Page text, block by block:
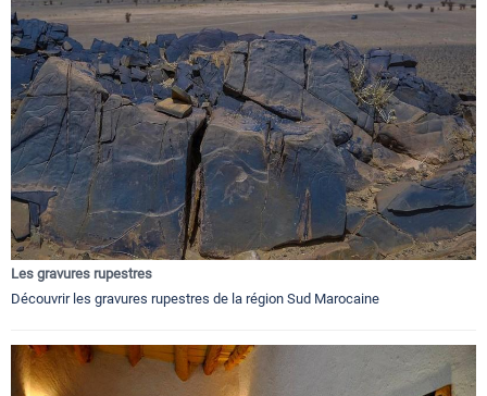
Les gravures rupestres
Découvrir les gravures rupestres de la région Sud Marocaine